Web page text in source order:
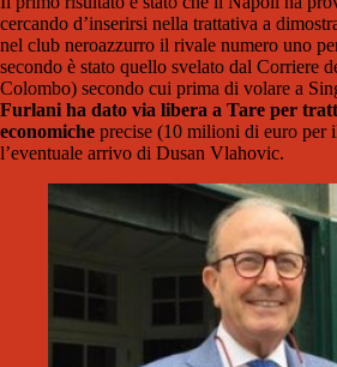
cercando d’inserirsi nella trattativa a
nel club neroazzurro il rivale numero uno
secondo è stato quello svelato dal Corriere
Colombo) secondo cui prima di volare a
Furlani ha dato via libera a Tare per
economiche precise (10 milioni di euro per
l’eventuale arrivo di Dusan Vlahovic.